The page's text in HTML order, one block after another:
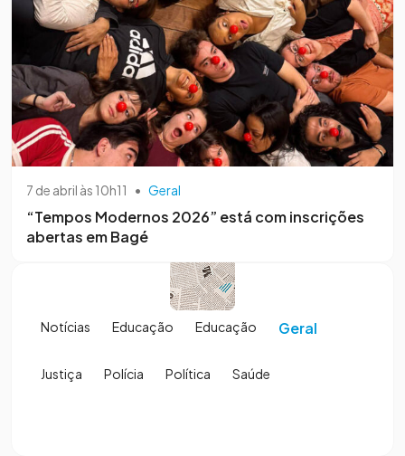
7 de abril às 10h11 • Geral
“Tempos Modernos 2026” está com inscrições
abertas em Bagé
Notícias Educação Educação Geral
Justiça Polícia Política Saúde